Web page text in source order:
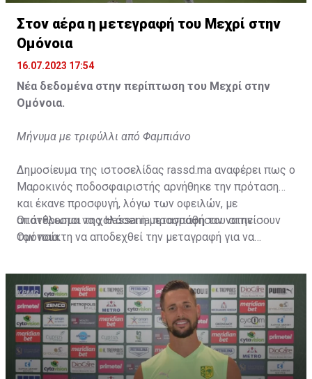
Στον αέρα η μετεγραφή του Μεχρί στην
Ομόνοια
16.07.2023 17:54
Νέα δεδομένα στην περίπτωση του Μεχρί στην
Ομόνοια.
Μήνυμα με τριφύλλι από Φαμπιάνο
Δημοσίευμα της ιστοσελίδας rassd.ma αναφέρει πως ο
Μαροκινός ποδοσφαιριστής αρνήθηκε την πρόταση
και έκανε προσφυγή, λόγω των οφειλών, με
αποτέλεσμα να χαλάσει η μεταγραφή του στην
Ομόνοια.
Οι άνθρωποι της Hassania προσπάθησαν να πείσουν
τον παίκτη να αποδεχθεί την μεταγραφή για να
μετακίνησή του, αλλά ο παίκτης αρνήθηκε και επέμεινε
να λύσει το συμβόλαιό του, ώστε να μετακομίσει
ελεύθερα σε οποιαδήποτε νέα ομάδα το τρέχον
καλοκαίρι.